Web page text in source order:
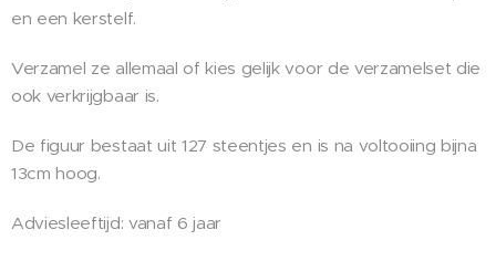
en een kerstelf.
Verzamel ze allemaal of kies gelijk voor de verzamelset die
ook verkrijgbaar is.
De figuur bestaat uit 127 steentjes en is na voltooiing bijna
13cm hoog.
Adviesleeftijd: vanaf 6 jaar